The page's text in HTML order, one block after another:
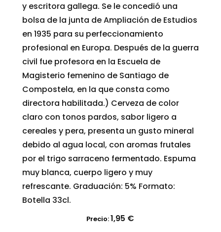
y escritora gallega. Se le concedió una
bolsa de la junta de Ampliación de Estudios
en 1935 para su perfeccionamiento
profesional en Europa. Después de la guerra
civil fue profesora en la Escuela de
Magisterio femenino de Santiago de
Compostela, en la que consta como
directora habilitada.) Cerveza de color
claro con tonos pardos, sabor ligero a
cereales y pera, presenta un gusto mineral
debido al agua local, con aromas frutales
por el trigo sarraceno fermentado. Espuma
muy blanca, cuerpo ligero y muy
refrescante. Graduación: 5% Formato:
Botella 33cl.
Precio:1,95 €